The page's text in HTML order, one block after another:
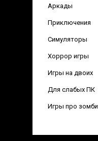
Аркады
Приключения
Симуляторы
Хоррор игры
Игры на двоих
Для слабых ПК
Игры про зомби